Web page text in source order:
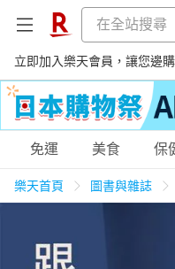
立即加入樂天會員，讓您邊
購物網分類
免運 美食 保
樂天首頁 圖書與雜誌